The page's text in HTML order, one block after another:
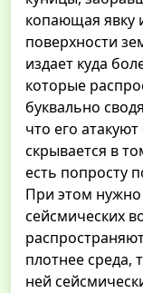
копающая явку
поверхности
издает куда
которые
буквально
что его
скрывается в
есть попросту
При этом
сейсмических
плотнее среда,
ней